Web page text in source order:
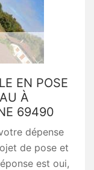
EN POSE
À
69490
dépense
de pose et
est oui,